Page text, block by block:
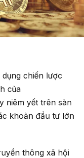
chiến lược
của
niêm yết trên sàn
khoản đầu tư lớn
thông xã hội